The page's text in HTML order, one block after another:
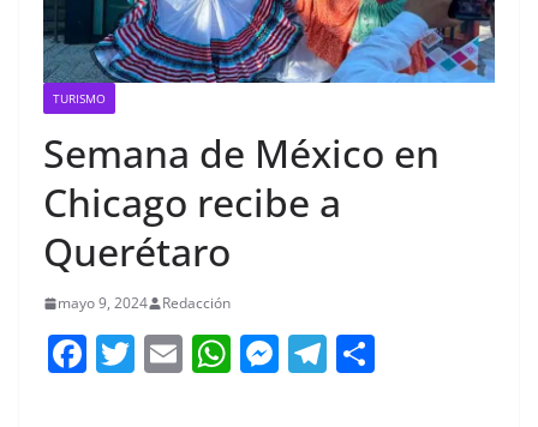
TURISMO
Semana de México en
Chicago recibe a
Querétaro
mayo 9, 2024 Redacción
F T E W M T